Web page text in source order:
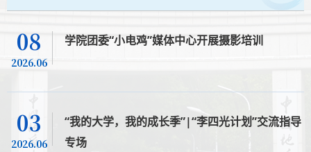
08
2026.06
学院团委“小电鸡”媒体中心开展摄影培训
03
2026.06
“我的大学，我的成长季”|“李四光计划”交流指导
专场